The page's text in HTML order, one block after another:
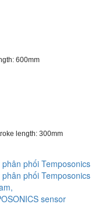
600mm
length: 300mm
phối Temposonics
phối Temposonics
sensor